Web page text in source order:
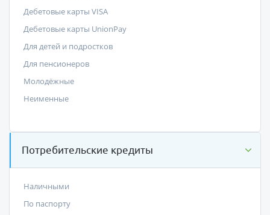
Дебетовые карты VISA
Дебетовые карты UnionPay
Для детей и подростков
Для пенсионеров
Молодёжные
Неименные
Потребительские кредиты
Наличными
По паспорту